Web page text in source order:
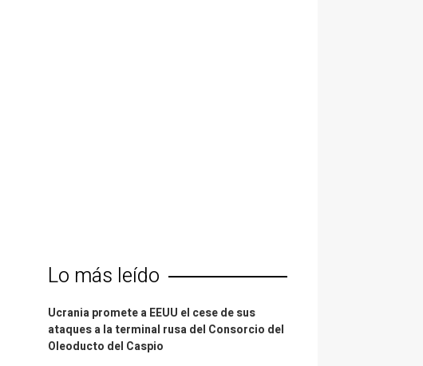
Lo más leído
Ucrania promete a EEUU el cese de sus
ataques a la terminal rusa del Consorcio del
Oleoducto del Caspio